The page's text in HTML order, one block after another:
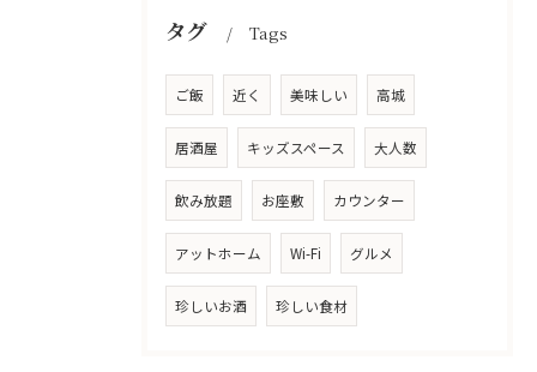
タグ Tags
ご飯 近く 美味しい 高城
居酒屋 キッズスペース 大人数
飲み放題 お座敷 カウンター
アットホーム Wi-Fi グルメ
珍しいお酒 珍しい食材